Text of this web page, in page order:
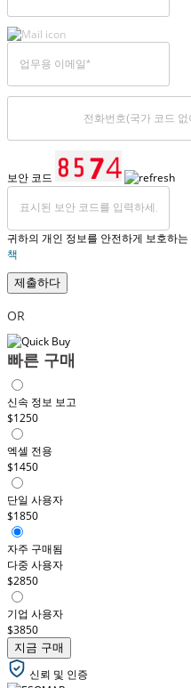
보안 코드
귀하의 개인 정보를 안전하게 보호하
책
제출하다
OR
빠른 구매
신속 정보 보고
$1250
엑셀 전용
$1450
단일 사용자
$1850
자주 구매됨
다중 사용자
$2850
기업 사용자
$3850
지금 구매
신뢰 및 인증